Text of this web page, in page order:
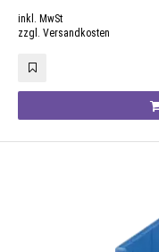
inkl. MwSt
zzgl. Versandkosten